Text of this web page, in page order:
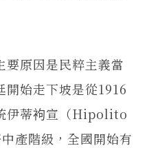
要原因是民粹主義當
開始走下坡是從1916
伊蒂袧宣（Hipolito
產階級，全國開始有